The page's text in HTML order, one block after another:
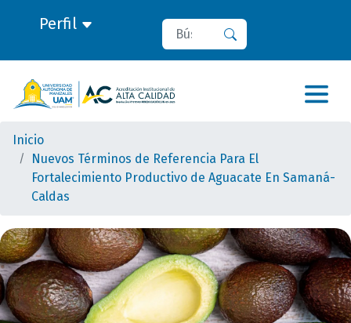
Perfil Buscar
Inicio
Nuevos Términos de Referencia Para El
Fortalecimiento Productivo de Aguacate En Samaná-
Caldas